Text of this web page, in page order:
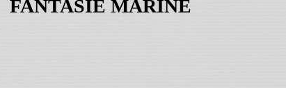
FANTASIE MARINE